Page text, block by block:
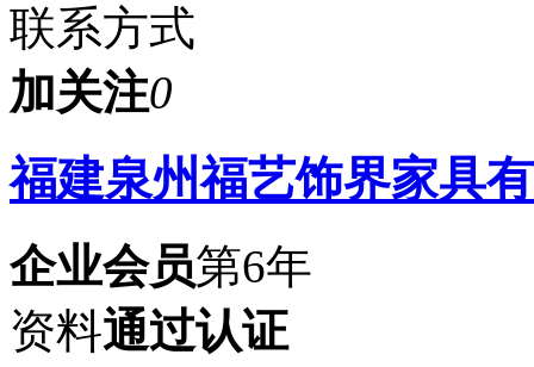
联系方式
加关注0
福建泉州福艺饰界家具
企业会员第6年
资料通过认证